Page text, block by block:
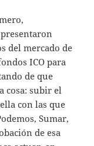
del mercado de
ICO para
de que
cosa: subir el
con las que
Sumar,
de esa